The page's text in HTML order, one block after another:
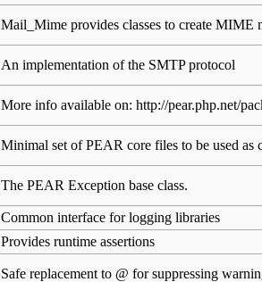
Mail_Mime provides classes to create MIME
An implementation of the SMTP protocol
More info available on: http://pear.php.net/
Minimal set of PEAR core files to be used as
The PEAR Exception base class.
Common interface for logging libraries
Provides runtime assertions
Safe replacement to @ for suppressing